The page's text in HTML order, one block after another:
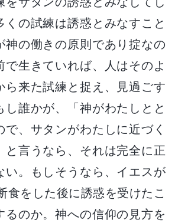
くの試練は誘惑とみなすこと
神の働きの原則であり掟なの
で生きていれば、人はそのよ
ら来た試練と捉え、見過ごす
し誰かが、「神がわたしとと
で、サタンがわたしに近づく
と言うなら、それは完全に正
い。もしそうなら、イエスが
食をした後に誘惑を受けたこ
るのか。神への信仰の見方を